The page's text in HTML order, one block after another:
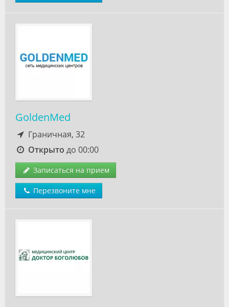
GoldenMed
Граничная, 32
Открыто до 00:00
Записаться на прием
Перезвоните мне